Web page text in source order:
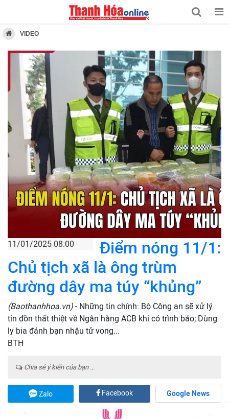
VIDEO
11/01/2025 08:00
Điểm nóng 11/1:
Chủ tịch xã là ông trùm
đường dây ma túy “khủng”
(Baothanhhoa.vn) - Những tin chính: Bộ Công an sẽ xử lý
tin đồn thất thiệt về Ngân hàng ACB khi có trình báo; Dùng
ly bia đánh bạn nhậu tử vong...
BTH
Chia sẻ ý kiến của bạn ...
Zalo Facebook Google News